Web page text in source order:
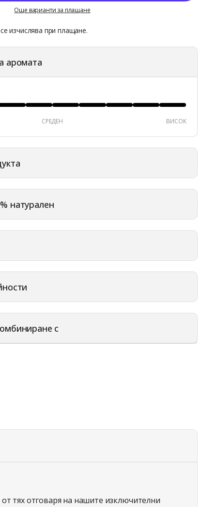
Още варианти за плащане
изчислява при плащане.
аромата
СРЕДЕН ВИСОК
натурален
с
тях отговаря на нашите изключителни